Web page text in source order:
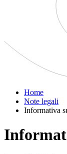
Home
Note legali
Informativa